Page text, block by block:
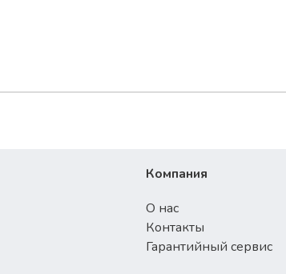
Компания
О нас
Контакты
Гарантийный сервис